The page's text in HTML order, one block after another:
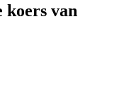
koers van